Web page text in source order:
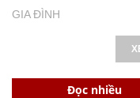
GIA ĐÌNH
Đọc nhiều